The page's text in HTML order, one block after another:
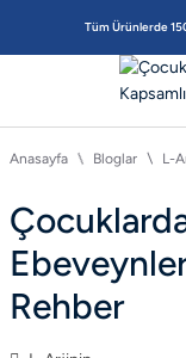
Tüm Ürünlerde
Anasayfa Bloglar L-
Rehber